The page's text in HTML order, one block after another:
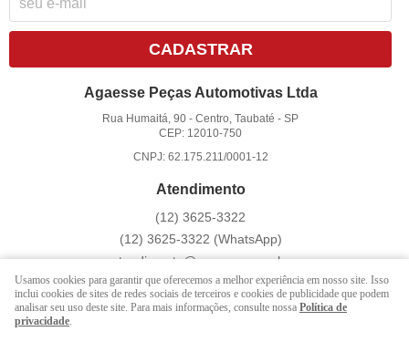
CADASTRAR
Agaesse Peças Automotivas Ltda
Rua Humaitá, 90 -Centro, Taubaté -SP
CEP: 12010-750
CNPJ: 62.175.211/0001-12
Atendimento
(12) 3625-3322
(12) 3625-3322 (WhatsApp)
atendimento@agaesse.com.br
LOJA VIRTUAL CRIADA POR
Usamos cookies para garantir que oferecemos a melhor experiência em nosso site. Isso
inclui cookies de sites de redes sociais de terceiros e cookies de publicidade que podem
analisar seu uso deste site. Para mais informações, consulte nossa Política de
privacidade.